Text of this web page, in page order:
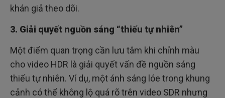
khán giả theo dõi.
3. Giải quyết nguồn sáng “thiếu tự nhiên”
Một điểm quan trọng cần lưu tâm khi chỉnh màu
cho video HDR là giải quyết vấn đề nguồn sáng
thiếu tự nhiên. Ví dụ, một ánh sáng lóe trong khung
cảnh có thể không lộ quá rõ trên video SDR nhưng